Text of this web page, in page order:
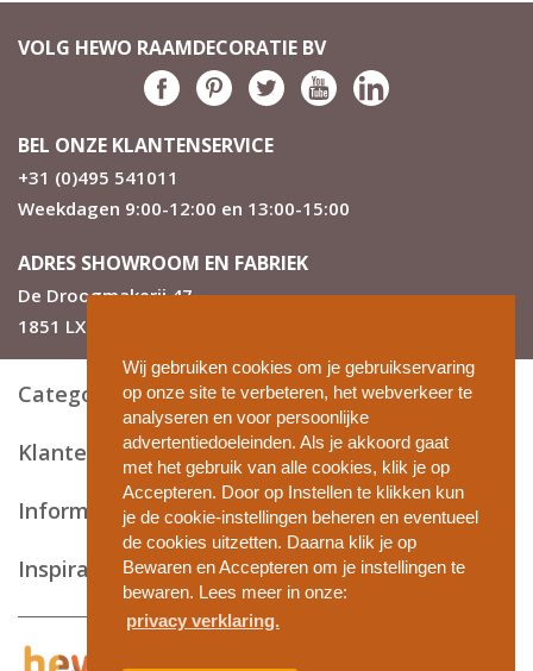
Wij gebruiken cookies om je gebruikservaring
op onze site te verbeteren, het webverkeer te
analyseren en voor persoonlijke
advertentiedoeleinden. Als je akkoord gaat
met het gebruik van alle cookies, klik je op
Accepteren. Door op Instellen te klikken kun
je de cookie-instellingen beheren en eventueel
de cookies uitzetten. Daarna klik je op
Bewaren en Accepteren om je instellingen te
bewaren. Lees meer in onze:
privacy verklaring.
VOLG HEWO RAAMDECORATIE BV
BEL ONZE KLANTENSERVICE
+31 (0)495 541011
Weekdagen 9:00-12:00 en 13:00-15:00
ADRES SHOWROOM EN FABRIEK
De Droogmakerij 47
1851 LX Heiloo
Categorieën
Klantenservice
Informatie en tips
Inspiratie